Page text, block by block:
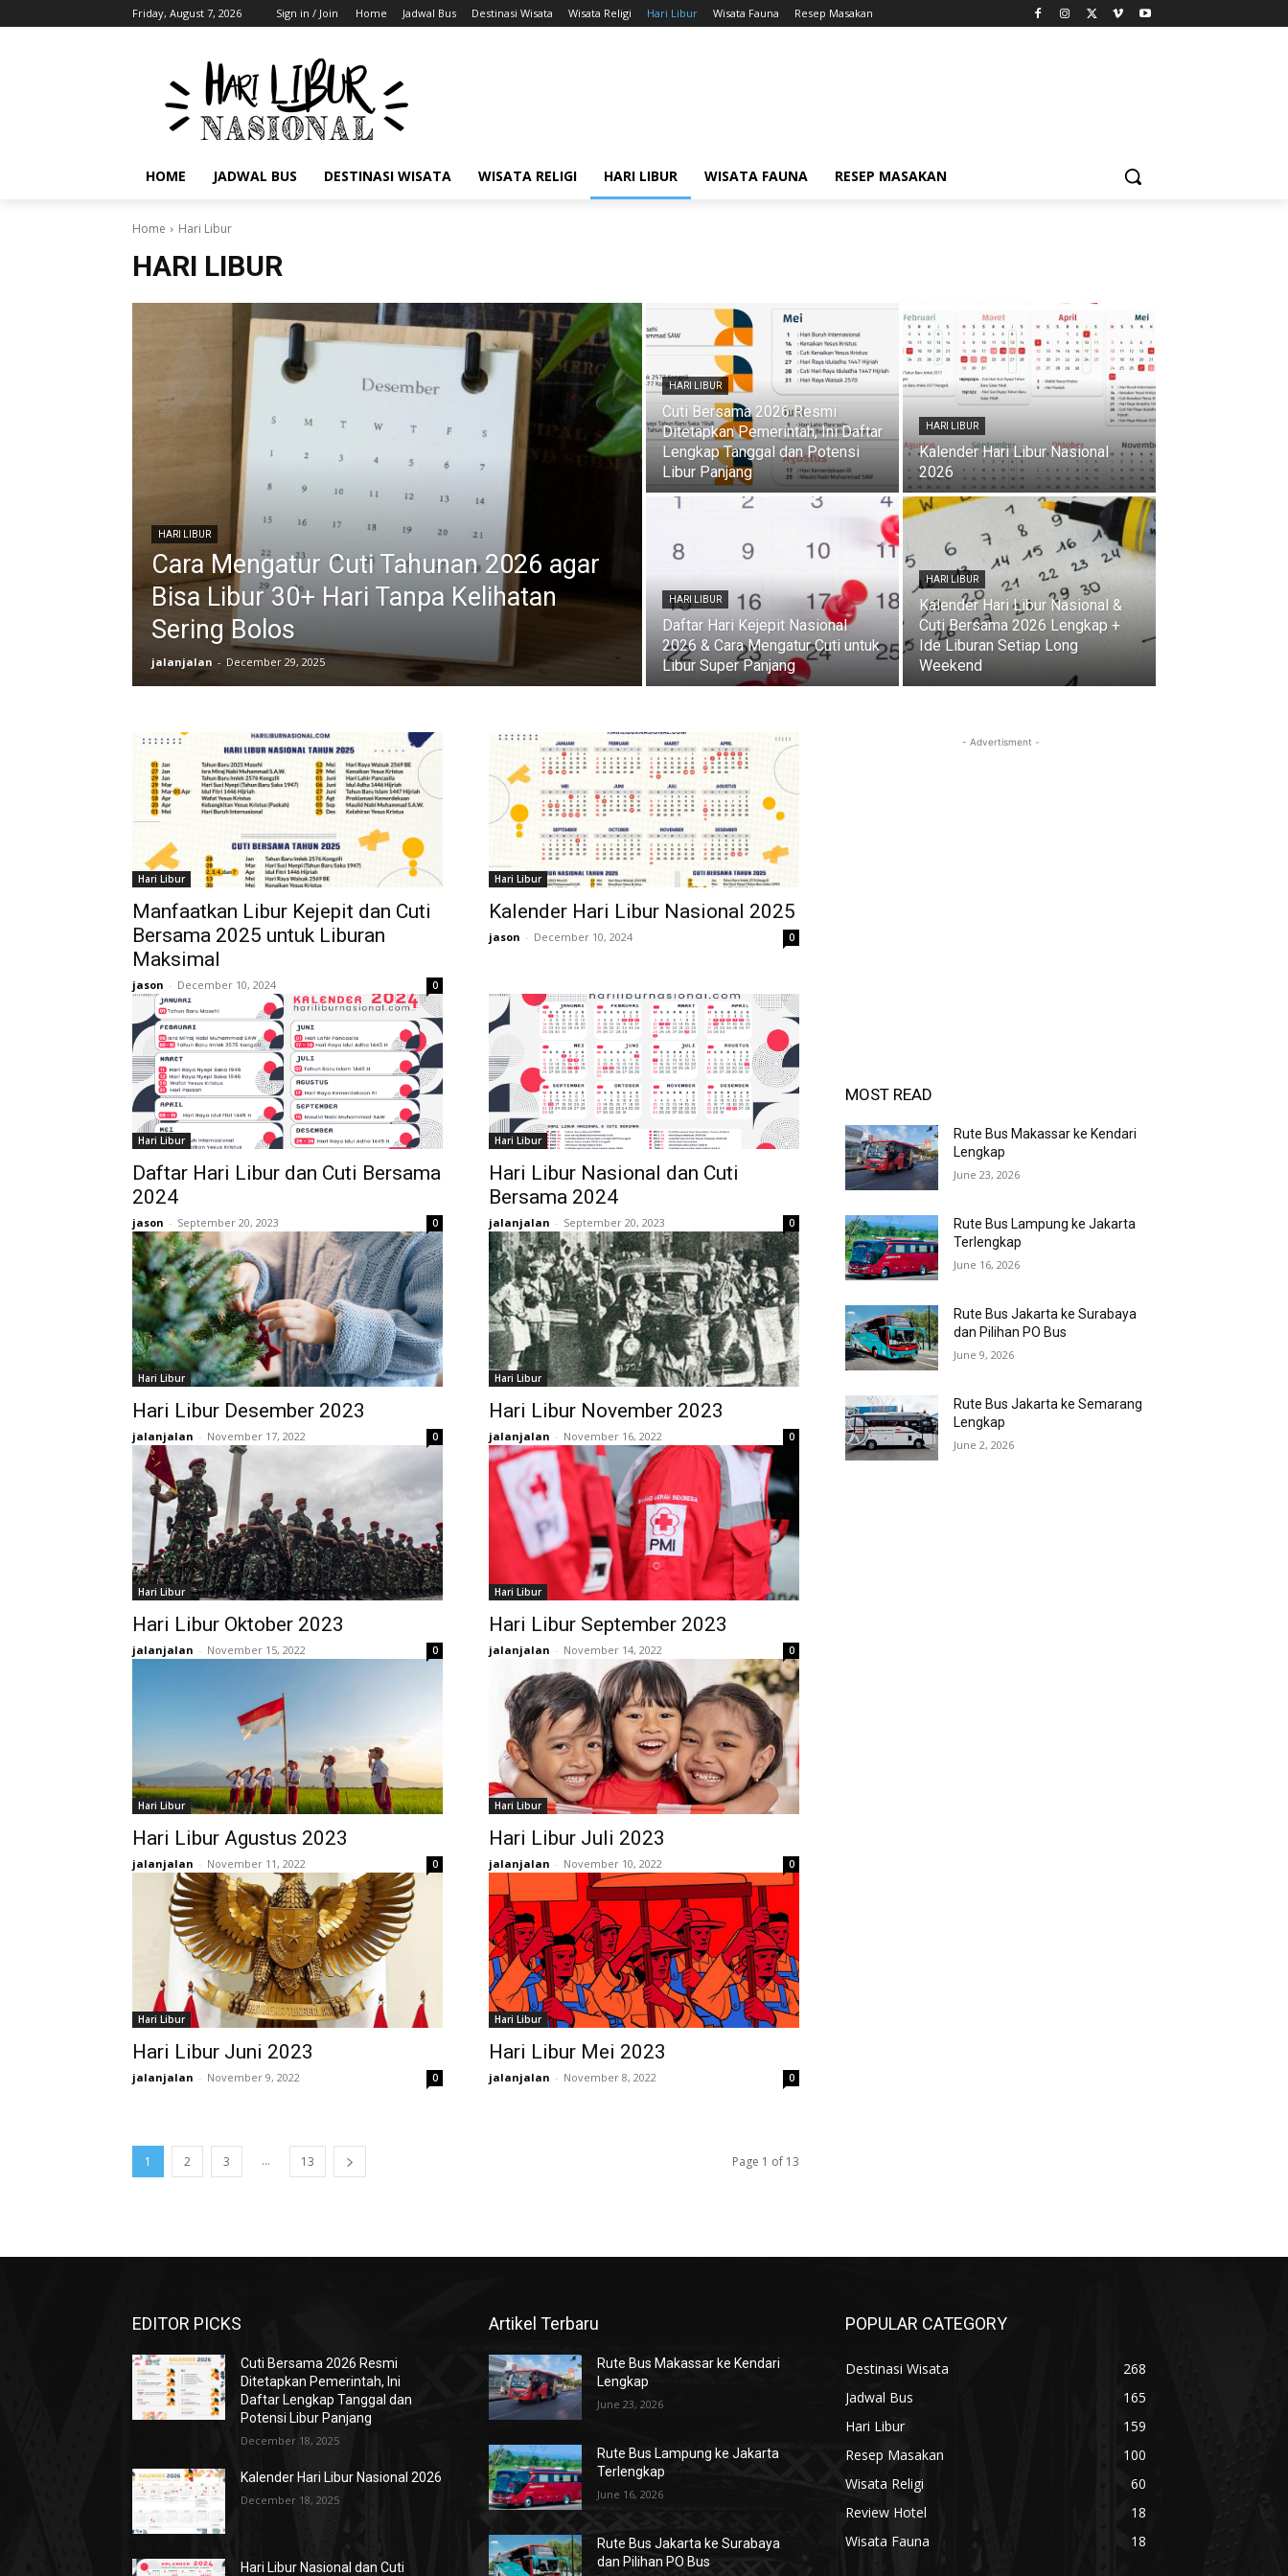
Friday, August 7, 2026 Sign in / Join Home Jadwal Bus Destinasi Wisata Wisata Religi Hari Libur Wisata Fauna Resep Masakan
HOME JADWAL BUS DESTINASI WISATA WISATA RELIGI HARI LIBUR WISATA FAUNA RESEP MASAKAN
Home Hari Libur
HARI LIBUR
HARI LIBUR
Cara Mengatur Cuti Tahunan 2026 agar
Bisa Libur 30+ Hari Tanpa Kelihatan
Sering Bolos
jalanjalan - December 29, 2025
HARI LIBUR
Cuti Bersama 2026 Resmi
Ditetapkan Pemerintah, Ini Daftar
Lengkap Tanggal dan Potensi
Libur Panjang
HARI LIBUR
Kalender Hari Libur Nasional
2026
HARI LIBUR
Daftar Hari Kejepit Nasional
2026 & Cara Mengatur Cuti untuk
Libur Super Panjang
HARI LIBUR
Kalender Hari Libur Nasional &
Cuti Bersama 2026 Lengkap +
Ide Liburan Setiap Long
Weekend
Hari Libur
Manfaatkan Libur Kejepit dan Cuti
Bersama 2025 untuk Liburan
Maksimal
jason - December 10, 2024 0
Hari Libur
Kalender Hari Libur Nasional 2025
jason - December 10, 2024 0
Hari Libur
Daftar Hari Libur dan Cuti Bersama
2024
jason - September 20, 2023 0
Hari Libur
Hari Libur Nasional dan Cuti
Bersama 2024
jalanjalan - September 20, 2023 0
Hari Libur
Hari Libur Desember 2023
jalanjalan - November 17, 2022 0
Hari Libur
Hari Libur November 2023
jalanjalan - November 16, 2022 0
Hari Libur
Hari Libur Oktober 2023
jalanjalan - November 15, 2022 0
Hari Libur
Hari Libur September 2023
jalanjalan - November 14, 2022 0
Hari Libur
Hari Libur Agustus 2023
jalanjalan - November 11, 2022 0
Hari Libur
Hari Libur Juli 2023
jalanjalan - November 10, 2022 0
Hari Libur
Hari Libur Juni 2023
jalanjalan - November 9, 2022 0
Hari Libur
Hari Libur Mei 2023
jalanjalan - November 8, 2022 0
1 2 3 ... 13 Page 1 of 13
- Advertisment -
MOST READ
Rute Bus Makassar ke Kendari
Lengkap
June 23, 2026
Rute Bus Lampung ke Jakarta
Terlengkap
June 16, 2026
Rute Bus Jakarta ke Surabaya
dan Pilihan PO Bus
June 9, 2026
Rute Bus Jakarta ke Semarang
Lengkap
June 2, 2026
EDITOR PICKS
Cuti Bersama 2026 Resmi
Ditetapkan Pemerintah, Ini
Daftar Lengkap Tanggal dan
Potensi Libur Panjang
December 18, 2025
Kalender Hari Libur Nasional 2026
December 18, 2025
Hari Libur Nasional dan Cuti
Artikel Terbaru
Rute Bus Makassar ke Kendari
Lengkap
June 23, 2026
Rute Bus Lampung ke Jakarta
Terlengkap
June 16, 2026
Rute Bus Jakarta ke Surabaya
dan Pilihan PO Bus
POPULAR CATEGORY
Destinasi Wisata
268
Jadwal Bus
165
Hari Libur
159
Resep Masakan
100
Wisata Religi
60
Review Hotel
18
Wisata Fauna
18